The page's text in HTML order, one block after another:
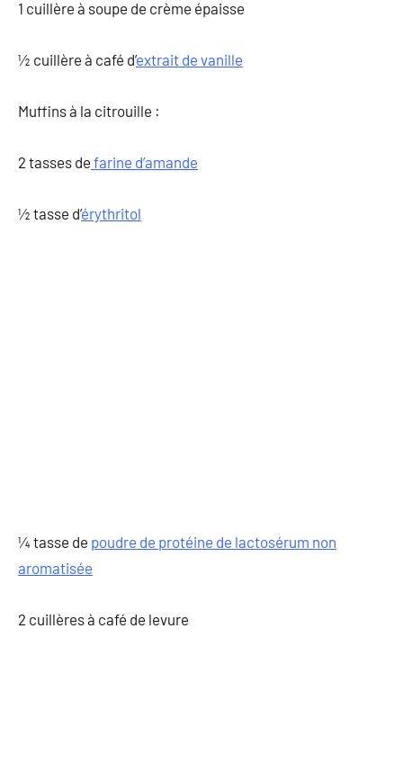
1 cuillère à soupe de crème épaisse
½ cuillère à café d’extrait de vanille
Muffins à la citrouille :
2 tasses de farine d’amande
½ tasse d’érythritol
¼ tasse de poudre de protéine de lactosérum non
aromatisée
2 cuillères à café de levure